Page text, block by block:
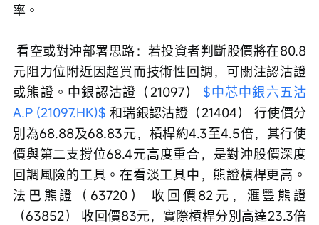
率。
看空或對沖部署思路：若投資者判斷股價將在80.8
元阻力位附近因超買而技術性回調，可關注認沽證
或熊證。中銀認沽證（21097） $中芯中銀六五沽
A.P (21097.HK)$ 和瑞銀認沽證（21404） 行使價分
別為68.88及68.83元，槓桿約4.3至4.5倍，其行使
價與第二支撐位68.4元高度重合，是對沖股價深度
回調風險的工具。在看淡工具中，熊證槓桿更高。
法巴熊證（63720） 收回價82元，滙豐熊證
（63852） 收回價83元，實際槓桿分別高達23.3倍